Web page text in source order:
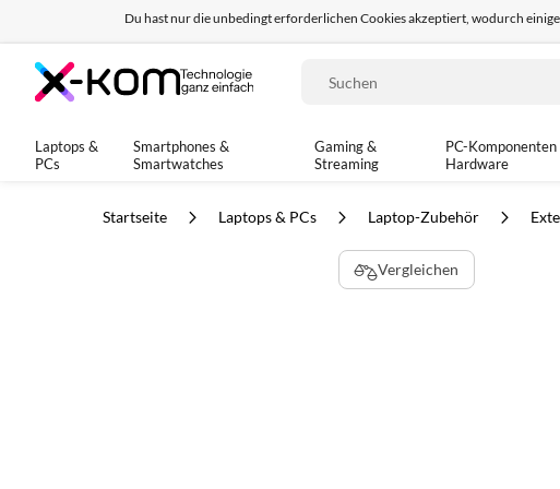
Du hast nur die unbedingt erforderlichen Cookies akzeptiert, wodurch
Seit 8 Jahren für dich da!
Laptops &
PCs
Smartphones &
Smartwatches
Gaming &
Streaming
PC-Komponenten
Hardware
Startseite Laptops & PCs Laptop-Zubehör
Vergleichen